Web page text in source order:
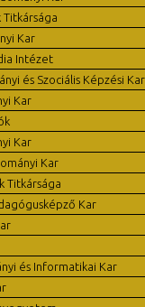
Kar
Intézet
és Szociális Képzési Kar
Kar
Kar
Kar
Titkársága
Kar
és Informatikai Kar